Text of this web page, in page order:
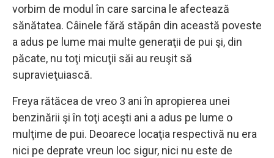
vorbim de modul în care sarcina le afectează
sănătatea. Câinele fără stăpân din această poveste
a adus pe lume mai multe generaţii de pui şi, din
păcate, nu toţi micuţii săi au reuşit să
supravieţuiască.
Freya rătăcea de vreo 3 ani în apropierea unei
benzinării şi în toţi aceşti ani a adus pe lume o
mulţime de pui. Deoarece locaţia respectivă nu era
nici pe deprate vreun loc sigur, nici nu este de